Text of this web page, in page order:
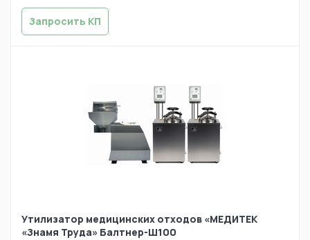
Запросить КП
Утилизатор медицинских отходов «МЕДИТЕК
«Знамя Труда» Балтнер-Ш100